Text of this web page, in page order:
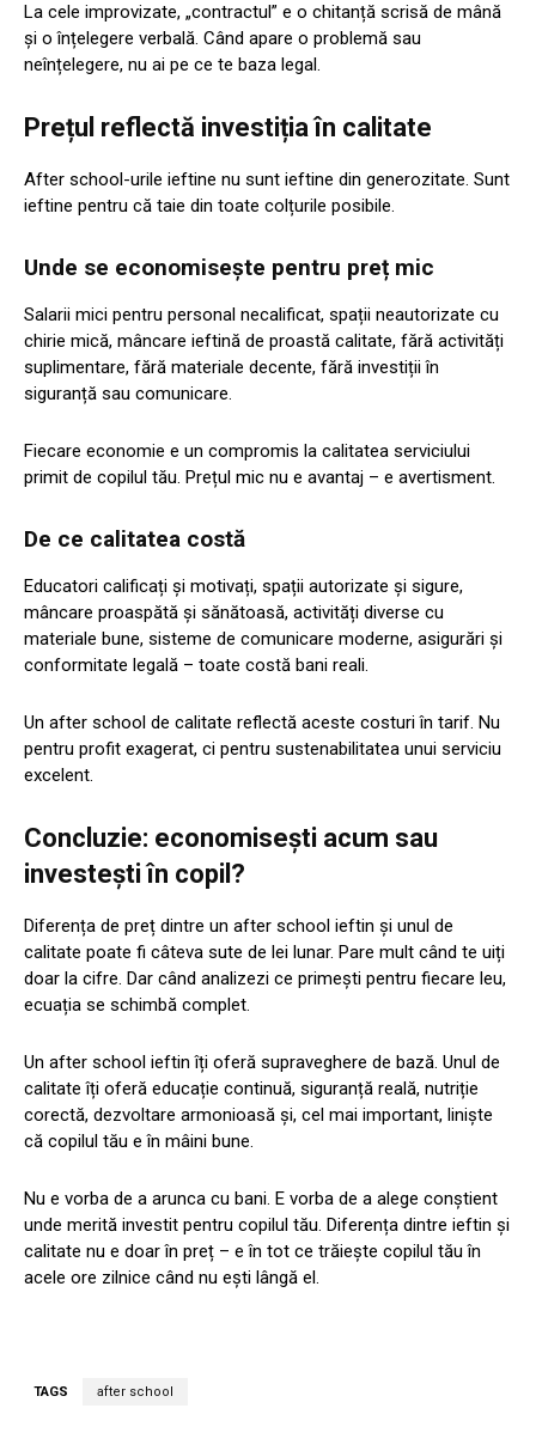
La cele improvizate, „contractul” e o chitanță scrisă de mână
și o înțelegere verbală. Când apare o problemă sau
neînțelegere, nu ai pe ce te baza legal.
Prețul reflectă investiția în calitate
After school-urile ieftine nu sunt ieftine din generozitate. Sunt
ieftine pentru că taie din toate colțurile posibile.
Unde se economisește pentru preț mic
Salarii mici pentru personal necalificat, spații neautorizate cu
chirie mică, mâncare ieftină de proastă calitate, fără activități
suplimentare, fără materiale decente, fără investiții în
siguranță sau comunicare.
Fiecare economie e un compromis la calitatea serviciului
primit de copilul tău. Prețul mic nu e avantaj – e avertisment.
De ce calitatea costă
Educatori calificați și motivați, spații autorizate și sigure,
mâncare proaspătă și sănătoasă, activități diverse cu
materiale bune, sisteme de comunicare moderne, asigurări și
conformitate legală – toate costă bani reali.
Un after school de calitate reflectă aceste costuri în tarif. Nu
pentru profit exagerat, ci pentru sustenabilitatea unui serviciu
excelent.
Concluzie: economisești acum sau
investești în copil?
Diferența de preț dintre un after school ieftin și unul de
calitate poate fi câteva sute de lei lunar. Pare mult când te uiți
doar la cifre. Dar când analizezi ce primești pentru fiecare leu,
ecuația se schimbă complet.
Un after school ieftin îți oferă supraveghere de bază. Unul de
calitate îți oferă educație continuă, siguranță reală, nutriție
corectă, dezvoltare armonioasă și, cel mai important, liniște
că copilul tău e în mâini bune.
Nu e vorba de a arunca cu bani. E vorba de a alege conștient
unde merită investit pentru copilul tău. Diferența dintre ieftin și
calitate nu e doar în preț – e în tot ce trăiește copilul tău în
acele ore zilnice când nu ești lângă el.
TAGS after school